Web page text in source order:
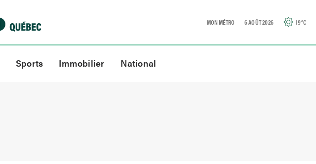
MON MÉTRO 6 AOÛT 2026 19°C
Sports Immobilier National